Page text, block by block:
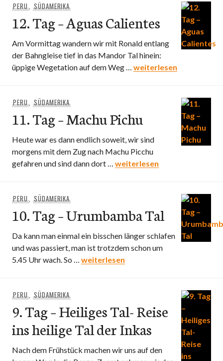
PERU, SÜDAMERIKA
12. Tag – Aguas Calientes
Am Vormittag wandern wir mit Ronald entlang
der Bahngleise tief in das Mandor Tal hinein:
üppige Wegetation auf dem Weg … 12. Tag – Aguas
weiterlesen
PERU, SÜDAMERIKA
11. Tag – Machu Pichu
Heute war es dann endlich soweit, wir sind
morgens mit dem Zug nach Machu Picchu
gefahren und sind dann dort … 11. Tag – Machu Pichu
weiterlesen
PERU, SÜDAMERIKA
10. Tag – Urumbamba Tal
Da kann man einmal ein bisschen länger schlafen
und was passiert, man ist trotzdem schon um
5.45 Uhr wach. So … 10. Tag – Urumbamba Tal
weiterlesen
PERU, SÜDAMERIKA
9. Tag – Heiliges Tal- Reise
ins heilige Tal der Inkas
Nach dem Frühstück machen wir uns auf den